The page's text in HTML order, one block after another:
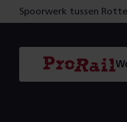
Spoorwerk tussen
Homepage
ProRail